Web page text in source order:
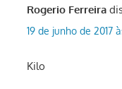
Rogerio Ferreira
19 de junho de 2017
Kilo